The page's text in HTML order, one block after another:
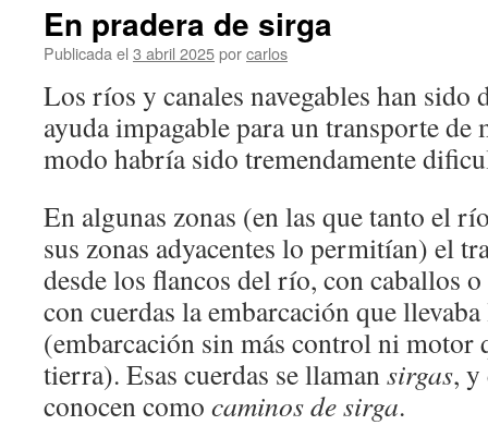
En pradera de sirga
Publicada el 3 abril 2025porcarlos
Los ríos y canales navegables han sido
ayuda impagable para un transporte de
modo habría sido tremendamente
En algunas zonas (en las que tanto el
sus zonas adyacentes lo permitían) el
desde los flancos del río, con caballos
con cuerdas la embarcación que
(embarcación sin más control ni motor
tierra). Esas cuerdas se llamansirgas, y
conocen como caminos de sirga.